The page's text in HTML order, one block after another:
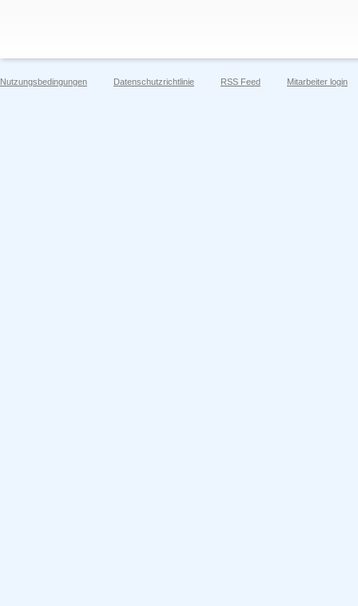
Nutzungsbedingungen Datenschutzrichtlinie RSS Feed Mitarbeiter login